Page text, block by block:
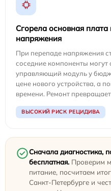
Сгорела основная плата
напряжения
При перепаде напряжения
соседние компоненты могут
управляющий модуль у
цене нового устройства, а
времени. Ремонт
ВЫСОКИЙ РИСК РЕЦИДИВА
Сначала диагностика,
бесплатная. Проверим
питание, посчитаем
Санкт-Петербурге и